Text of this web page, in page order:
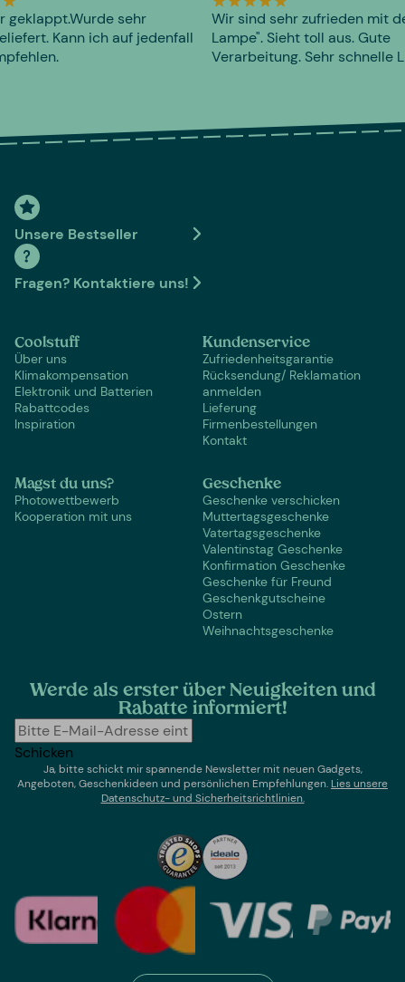
geklappt.Wurde sehr
Kann ich auf jedenfall
Wir sind sehr zufrieden mit
Lampe". Sieht toll aus. Gute
Verarbeitung. Sehr schnelle
Unsere Bestseller
Fragen? Kontaktiere uns!
Coolstuff
Über uns
Klimakompensation
Elektronik und Batterien
Rabattcodes
Inspiration
Kundenservice
Zufriedenheitsgarantie
Rücksendung/ Reklamation
anmelden
Lieferung
Firmenbestellungen
Kontakt
Magst du uns?
Photowettbewerb
Kooperation mit uns
Geschenke
Geschenke verschicken
Muttertagsgeschenke
Vatertagsgeschenke
Valentinstag Geschenke
Konfirmation Geschenke
Geschenke für Freund
Geschenkgutscheine
Ostern
Weihnachtsgeschenke
Werde als erster über Neuigkeiten und
Rabatte informiert!
Schicken
Ja, bitte schickt mir spannende Newsletter mit neuen Gadgets,
Angeboten, Geschenkideen und persönlichen Empfehlungen. Lies unsere
Datenschutz- und Sicherheitsrichtlinien.